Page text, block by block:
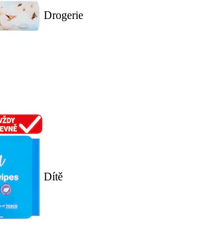
Drogerie
Dítě